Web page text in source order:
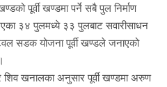
पूर्वी खण्डमा पर्ने सबै पुल निर्माण
३४ पुलमध्ये ३३ पुलबाट सवारीसाधन
सडक योजना पूर्वी खण्डले जनाएको
शिव खनालका अनुसार पूर्वी खण्डमा अरुण